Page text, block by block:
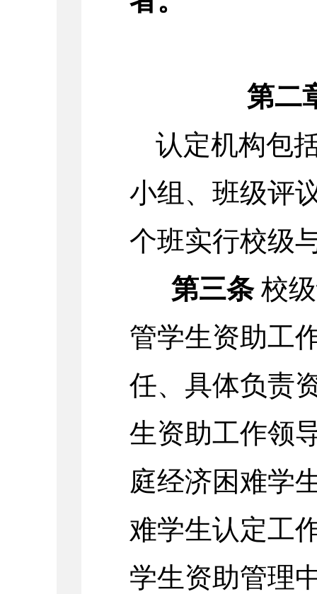
第二
认定机构包
小组、班级评
个班实行校级
第三条 校
管学生资助工
任、具体负责
生资助工作领
庭经济困难学
难学生认定工
学生资助管理